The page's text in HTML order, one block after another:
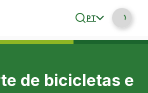
PT
de bicicletas e